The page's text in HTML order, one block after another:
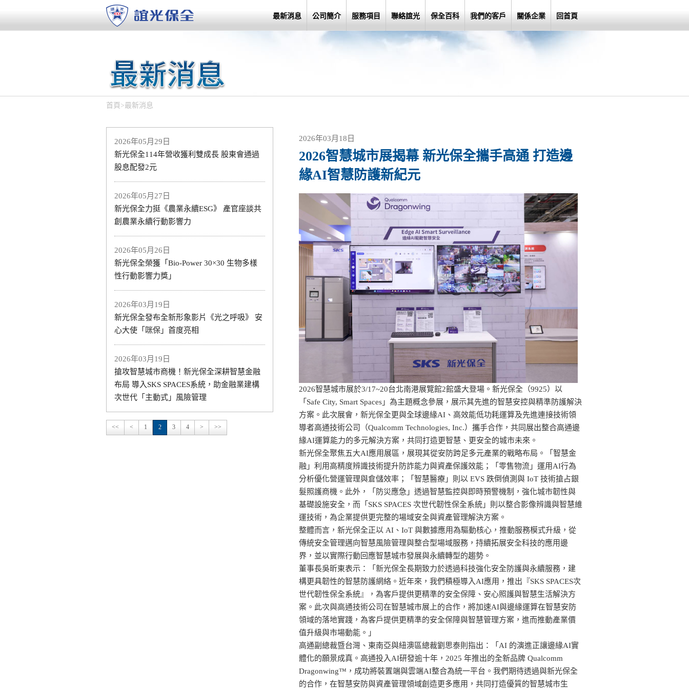
最新消息 公司簡介 服務項目 聯絡誼光 保全百科 我們的客戶 關係企業 回首頁
首頁 >最新消息
2026年05月29日
新光保全114年營收獲利雙成長 股東會通過
股息配發2元
2026年05月27日
新光保全力挺《農業永續ESG》 產官座談共
創農業永續行動影響力
2026年05月26日
新光保全榮獲「Bio-Power 30×30 生物多樣
性行動影響力獎」
2026年03月19日
新光保全發布全新形象影片《光之呼吸》 安
心大使「咪保」首度亮相
2026年03月19日
搶攻智慧城市商機！新光保全深耕智慧金融
布局 導入SKS SPACES系統，助金融業建構
次世代「主動式」風險管理
<< < 1 2 3 4 > >>
2026年03月18日
2026智慧城市展揭幕 新光保全攜手高通 打造邊
緣AI智慧防護新紀元
2026智慧城市展於3/17~20台北南港展覽館2館盛大登場。新光保全（9925）以
「Safe City, Smart Spaces」為主題概念參展，展示其先進的智慧安控與精準防護解決
方案。此次展會，新光保全更與全球邊緣AI、高效能低功耗運算及先進連接技術領
導者高通技術公司（Qualcomm Technologies, Inc.）攜手合作，共同展出整合高通邊
緣AI運算能力的多元解決方案，共同打造更智慧、更安全的城市未來。
新光保全聚焦五大AI應用展區，展現其從安防跨足多元產業的戰略布局。「智慧金
融」利用高精度辨識技術提升防詐能力與資產保護效能；「零售物流」運用AI行為
分析優化營運管理與倉儲效率；「智慧醫療」則以 EVS 跌倒偵測與 IoT 技術搶占銀
髮照護商機。此外，「防災應急」透過智慧監控與即時預警機制，強化城市韌性與
基礎設施安全，而「SKS SPACES 次世代韌性保全系統」則以整合影像辨識與智慧維
運技術，為企業提供更完整的場域安全與資產管理解決方案。
整體而言，新光保全正以 AI、IoT 與數據應用為驅動核心，推動服務模式升級，從
傳統安全管理邁向智慧風險管理與整合型場域服務，持續拓展安全科技的應用邊
界，並以實際行動回應智慧城市發展與永續轉型的趨勢。
董事長吳昕東表示：「新光保全長期致力於透過科技強化安全防護與永續服務，建
構更具韌性的智慧防護網絡。近年來，我們積極導入AI應用，推出『SKS SPACES次
世代韌性保全系統』，為客戶提供更精準的安全保障、安心照護與智慧生活解決方
案。此次與高通技術公司在智慧城市展上的合作，將加速AI與邊緣運算在智慧安防
領域的落地實踐，為客戶提供更精準的安全保障與智慧管理方案，進而推動產業價
值升級與市場動能。」
高通副總裁暨台灣、東南亞與紐澳區總裁劉思泰則指出：「AI 的演進正讓邊緣AI實
體化的願景成真。高通投入AI研發逾十年，2025 年推出的全新品牌 Qualcomm
Dragonwing™，成功將裝置端與雲端AI整合為統一平台。我們期待透過與新光保全
的合作，在智慧安防與資產管理領域創造更多應用，共同打造優質的智慧城市生